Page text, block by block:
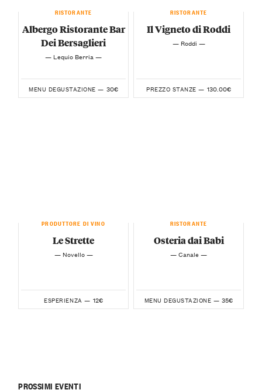
RISTORANTE
Albergo Ristorante Bar
Dei Bersaglieri
— Lequio Berria —
MENU DEGUSTAZIONE — 30€
RISTORANTE
Il Vigneto di Roddi
— Roddi —
PREZZO STANZE — 130.00€
PRODUTTORE DI VINO
Le Strette
— Novello —
ESPERIENZA — 12€
RISTORANTE
Osteria dai Babi
— Canale —
MENU DEGUSTAZIONE — 35€
PROSSIMI EVENTI